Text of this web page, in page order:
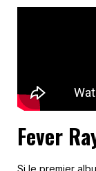
Fever
Si le premier